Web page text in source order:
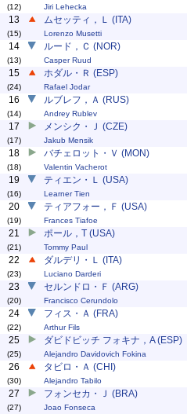
(12) Jiri Lehecka
13
(15)
ムセッティ，Ｌ (ITA)
Lorenzo Musetti
14
(13)
ルード，Ｃ (NOR)
Casper Ruud
15
(24)
ホダル・Ｒ (ESP)
Rafael Jodar
16
(14)
ルブレフ，Ａ (RUS)
Andrey Rublev
17
(17)
メンシク・Ｊ (CZE)
Jakub Mensik
18
(18)
バチェロット・Ｖ (MON)
Valentin Vacherot
19
(16)
ティエン・Ｌ (USA)
Learner Tien
20
(19)
ティアフォー，Ｆ (USA)
Frances Tiafoe
21
(21)
ポール，T (USA)
Tommy Paul
22
(23)
ダルデリ・Ｌ (ITA)
Luciano Darderi
23
(20)
セルンドロ・Ｆ (ARG)
Francisco Cerundolo
24
(22)
フィス・Ａ (FRA)
Arthur Fils
25
(25)
ダビドビッチ フォキナ，A (ESP)
Alejandro Davidovich Fokina
26
(30)
タビロ・Ａ (CHI)
Alejandro Tabilo
27
(27)
フォンセカ・Ｊ (BRA)
Joao Fonseca